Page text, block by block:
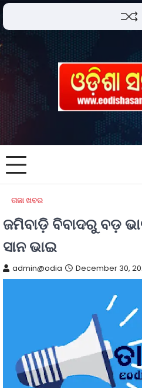
ତାଜା ଖବର
ଜମିବାଡ଼ି ବିବାଦରୁ ବଡ଼
ସାନ ଭାଇ
admin@odia December 30,